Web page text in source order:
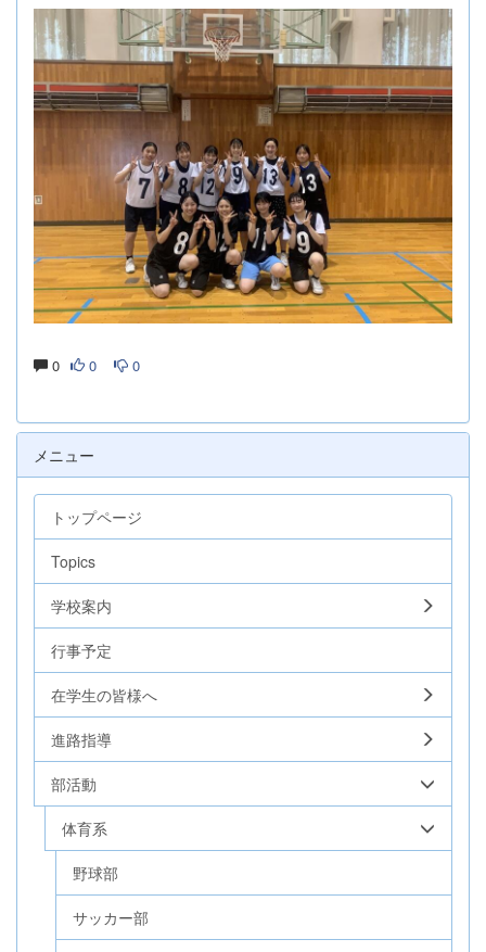
0 0 0
メニュー
トップページ
Topics
学校案内
行事予定
在学生の皆様へ
進路指導
部活動
体育系
野球部
サッカー部